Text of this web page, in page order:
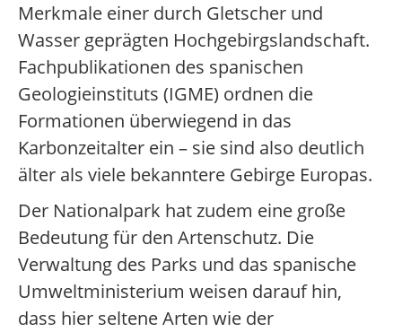
Merkmale einer durch Gletscher und
Wasser geprägten Hochgebirgslandschaft.
Fachpublikationen des spanischen
Geologieinstituts (IGME) ordnen die
Formationen überwiegend in das
Karbonzeitalter ein – sie sind also deutlich
älter als viele bekanntere Gebirge Europas.
Der Nationalpark hat zudem eine große
Bedeutung für den Artenschutz. Die
Verwaltung des Parks und das spanische
Umweltministerium weisen darauf hin,
dass hier seltene Arten wie der